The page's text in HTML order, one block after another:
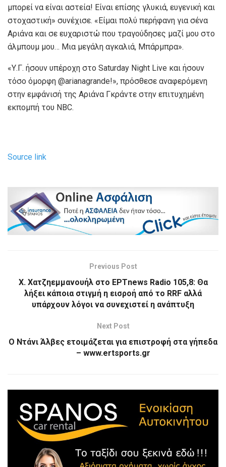
μπορεί να είναι αστεία! Είναι επίσης γλυκιά, ευγενική και
στοχαστική» συνέχισε. «Είμαι πολύ περήφανη για σένα
Αριάνα και σε ευχαριστώ που τραγούδησες μαζί μου στο
άλμπουμ μου… Μια μεγάλη αγκαλιά, Μπάρμπρα».
«Υ.Γ. ήσουν υπέροχη στο Saturday Night Live και ήσουν
τόσο όμορφη @arianagrande!», πρόσθεσε αναφερόμενη
στην εμφάνισή της Αριάνα Γκράντε στην επιτυχημένη
εκπομπή του NBC.
Source link
Previous Post
Χ. Χατζηεμμανουήλ στο ΕΡΤnews Radio 105,8: Θα
λήξει κάποια στιγμή η εισροή από το RRF αλλά
υπάρχουν λόγοι να συνεχιστεί η ανάπτυξη
Next Post
Ο Ντάνι Άλβες ετοιμάζεται για επιστροφή στα γήπεδα
– www.ertsports.gr